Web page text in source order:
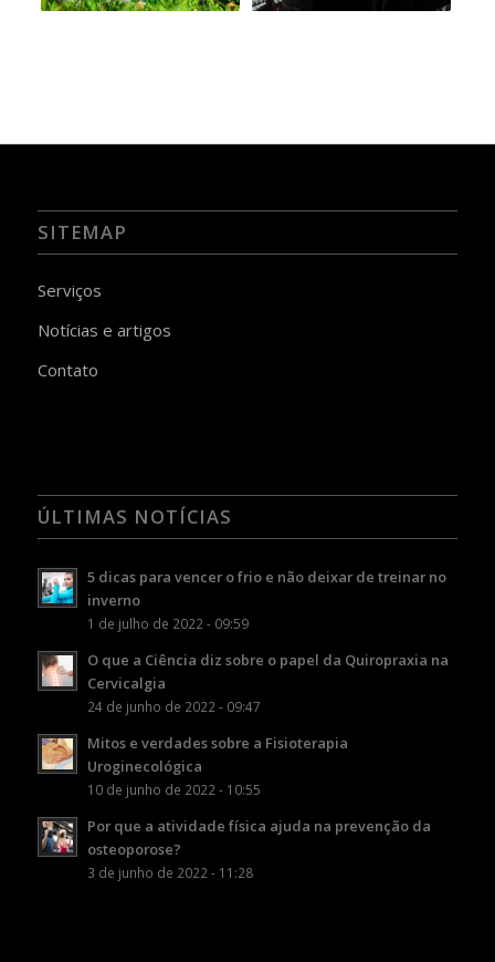
SITEMAP
Serviços
Notícias e artigos
Contato
ÚLTIMAS NOTÍCIAS
5 dicas para vencer o frio e não deixar de treinar no
inverno
1 de julho de 2022 - 09:59
O que a Ciência diz sobre o papel da Quiropraxia na
Cervicalgia
24 de junho de 2022 - 09:47
Mitos e verdades sobre a Fisioterapia
Uroginecológica
10 de junho de 2022 - 10:55
Por que a atividade física ajuda na prevenção da
osteoporose?
3 de junho de 2022 - 11:28